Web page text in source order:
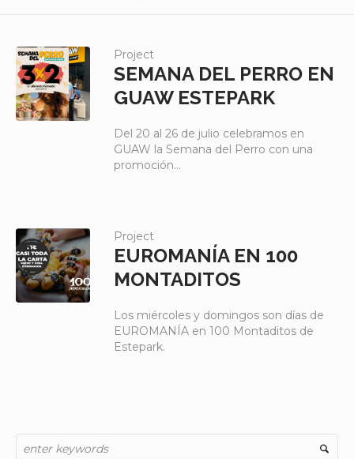
Project
SEMANA DEL PERRO EN
GUAW ESTEPARK
Del 20 al 26 de julio celebramos en
GUAW la Semana del Perro con una
promoción...
Project
EUROMANÍA EN 100
MONTADITOS
Los miércoles y domingos son días de
EUROMANÍA en 100 Montaditos de
Estepark.